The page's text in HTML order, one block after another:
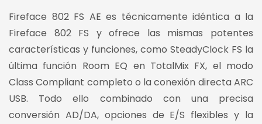
Fireface 802 FS AE es técnicamente idéntica a la
Fireface 802 FS y ofrece las mismas potentes
características y funciones, como SteadyClock FS la
última función Room EQ en TotalMix FX, el modo
Class Compliant completo o la conexión directa ARC
USB. Todo ello combinado con una precisa
conversión AD/DA, opciones de E/S flexibles y la